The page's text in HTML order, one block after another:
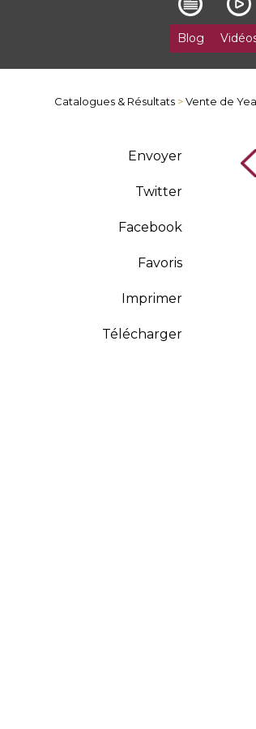
Blog
Catalogues & Résultats >Vente de
Envoyer
Twitter
Facebook
Favoris
Imprimer
Télécharger